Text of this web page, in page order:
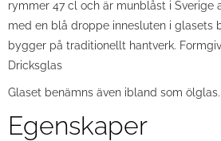
rymmer 47 cl och är munblåst i Sverige
med en blå droppe innesluten i glasets
bygger på traditionellt hantverk.
Dricksglas
Glaset benämns även ibland som ölglas.
Egenskaper